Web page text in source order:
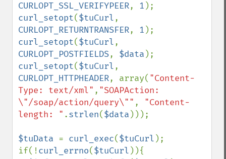
CURLOPT_SSL_VERIFYPEER, 1
curl_setopt($tuCurl
CURLOPT_RETURNTRANSFER, 1
curl_setopt($tuCurl
CURLOPT_POSTFIELDS, $data
curl_setopt($tuCurl
CURLOPT_HTTPHEADER, array( "Content-
Type: text/xml" , "SOAPAction:
\"/soap/action/query\"" , "Content-
length: " .strlen($data )));
$tuData = curl_exec($tuCurl );
if(!curl_errno($tuCurl )){